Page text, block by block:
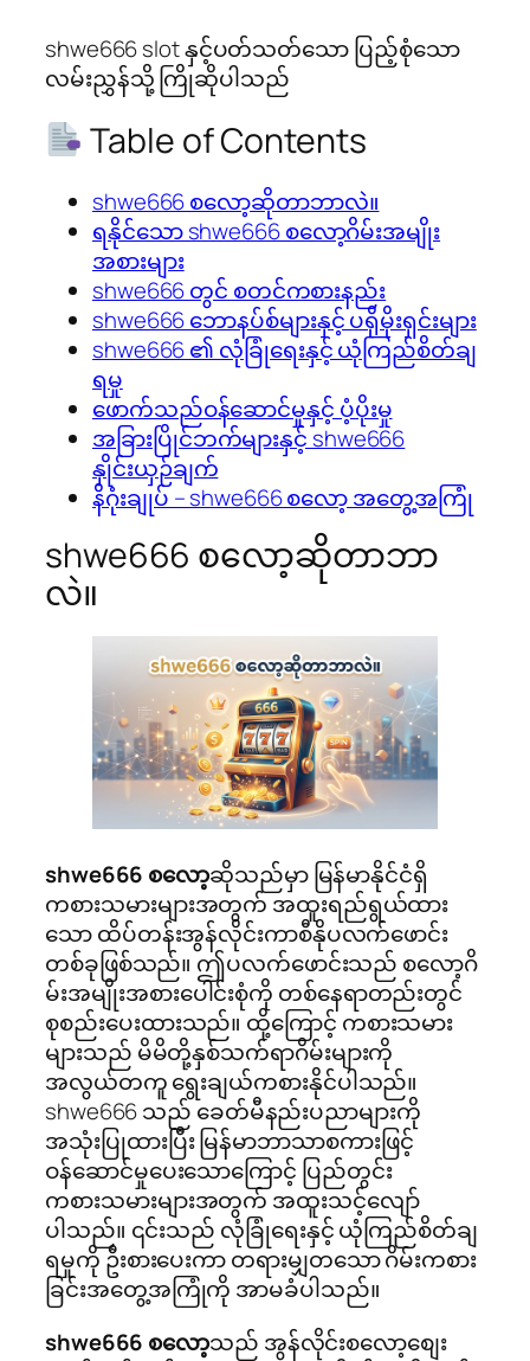
shwe666 slot နှင့်ပတ်သတ်သော ပြည့်စုံသော
လမ်းညွှန်သို့ ကြိုဆိုပါသည်
Table of Contents
shwe666 စလော့ဆိုတာဘာလဲ။
ရနိုင်သော shwe666 စလော့ဂိမ်းအမျိုး
အစားများ
shwe666 တွင် စတင်ကစားနည်း
shwe666 ဘောနပ်စ်များနှင့် ပရိုမိုးရှင်းများ
shwe666 ၏ လုံခြုံရေးနှင့် ယုံကြည်စိတ်ချ
ရမှု
ဖောက်သည်ဝန်ဆောင်မှုနှင့် ပံ့ပိုးမှု
အခြားပြိုင်ဘက်များနှင့် shwe666
နှိုင်းယှဉ်ချက်
နိဂုံးချုပ် – shwe666 စလော့ အတွေ့အကြုံ
shwe666 စလော့ဆိုတာဘာ
လဲ။
shwe666 စလော့ဆိုသည်မှာ မြန်မာနိုင်ငံရှိ
ကစားသမားများအတွက် အထူးရည်ရွယ်ထား
သော ထိပ်တန်းအွန်လိုင်းကာစီနိုပလက်ဖောင်း
တစ်ခုဖြစ်သည်။ ဤပလက်ဖောင်းသည် စလော့ဂိ
မ်းအမျိုးအစားပေါင်းစုံကို တစ်နေရာတည်းတွင်
စုစည်းပေးထားသည်။ ထို့ကြောင့် ကစားသမား
များသည် မိမိတို့နှစ်သက်ရာဂိမ်းများကို
အလွယ်တကူ ရွေးချယ်ကစားနိုင်ပါသည်။
shwe666 သည် ခေတ်မီနည်းပညာများကို
အသုံးပြုထားပြီး မြန်မာဘာသာစကားဖြင့်
ဝန်ဆောင်မှုပေးသောကြောင့် ပြည်တွင်း
ကစားသမားများအတွက် အထူးသင့်လျော်
ပါသည်။ ၎င်းသည် လုံခြုံရေးနှင့် ယုံကြည်စိတ်ချ
ရမှုကို ဦးစားပေးကာ တရားမျှတသော ဂိမ်းကစား
ခြင်းအတွေ့အကြုံကို အာမခံပါသည်။
shwe666 စလော့သည် အွန်လိုင်းစလော့စျေး